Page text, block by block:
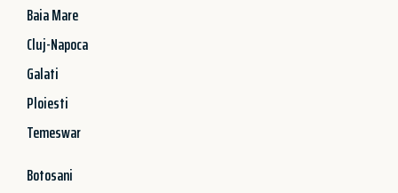
Baia Mare
Cluj-Napoca
Galati
Ploiesti
Temeswar
Botosani